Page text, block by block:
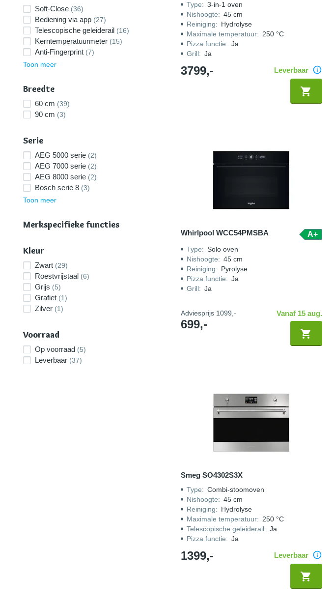
Type: 3-in-1 oven
Nishoogte: 45 cm
Reiniging: Hydrolyse
Maximale temperatuur: 250 °C
Pizza functie: Ja
Grill: Ja
3799,- Leverbaar
Whirlpool WCC54PMSBA A+
Type: Solo oven
Nishoogte: 45 cm
Reiniging: Pyrolyse
Pizza functie: Ja
Grill: Ja
Adviesprijs 1099,-
699,-
Vanaf 15 aug.
Smeg SO4302S3X
Type: Combi-stoomoven
Nishoogte: 45 cm
Reiniging: Hydrolyse
Maximale temperatuur: 250 °C
Telescopische geleiderail: Ja
Pizza functie: Ja
1399,- Leverbaar
Soft-Close (36)
Bediening via app (27)
Telescopische geleiderail (16)
Kerntemperatuurmeter (15)
Anti-Fingerprint (7)
Toon meer
Breedte
60 cm (39)
90 cm (3)
Serie
AEG 5000 serie (2)
AEG 7000 serie (2)
AEG 8000 serie (2)
Bosch serie 8 (3)
Toon meer
Merkspecifieke functies
Kleur
Zwart (29)
Roestvrijstaal (6)
Grijs (5)
Grafiet (1)
Zilver (1)
Voorraad
Op voorraad (5)
Leverbaar (37)